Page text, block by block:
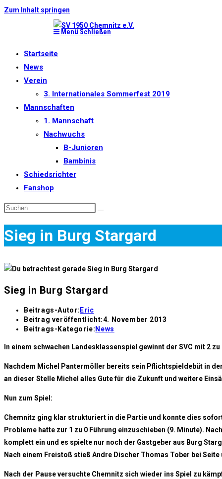
Zum Inhalt springen
Menü Schließen
Startseite
News
Verein
3. Internationales Sommerfest 2019
Mannschaften
1. Mannschaft
Nachwuchs
B-Junioren
Bambinis
Schiedsrichter
Fanshop
Sieg in Burg Stargard
Sieg in Burg Stargard
Beitrags-Autor: Eric
Beitrag veröffentlicht:4. November 2013
Beitrags-Kategorie: News
In einem schwachen Landesklassenspiel gewinnt der SVC mit 2
Nachdem Michel Pantermöller bereits sein Pflichtspieldebüt in
an dieser Stelle Michel alles Gute für die Zukunft und weitere
Nun zum Spiel:
Chemnitz ging klar strukturiert in die Partie und konnte dies
Probleme hatte zur 1 zu 0 Führung einzuschieben (9. Minute).
komplett ein und es spielte nur noch der Gastgeber aus Burg
Nach einem Freistoß stieß Andre Discher Thomas Tober bei
Nach der Pause versuchte Chemnitz sich wieder ins Spiel zu